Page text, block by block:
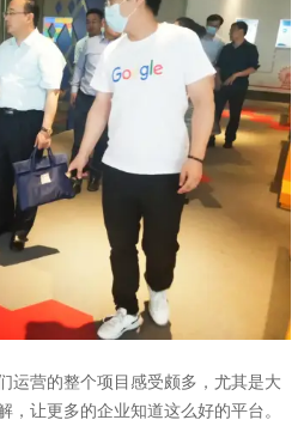
运营的整个项目感受颇多，尤其是大
，让更多的企业知道这么好的平台。